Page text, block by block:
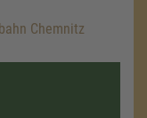
Chemnitz